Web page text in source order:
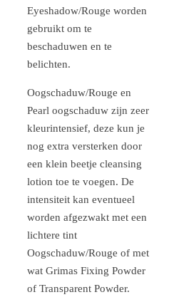
Eyeshadow/Rouge worden
gebruikt om te
beschaduwen en te
belichten.
Oogschaduw/Rouge en
Pearl oogschaduw zijn zeer
kleurintensief, deze kun je
nog extra versterken door
een klein beetje cleansing
lotion toe te voegen. De
intensiteit kan eventueel
worden afgezwakt met een
lichtere tint
Oogschaduw/Rouge of met
wat Grimas Fixing Powder
of Transparent Powder.